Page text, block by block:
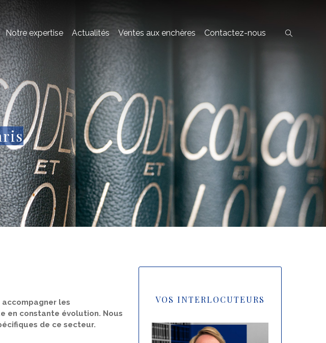
Notre expertise Actualités Ventes aux enchères Contactez-nous
les
en constante évolution. Nous
de ce secteur.
VOS INTERLOCUTEURS